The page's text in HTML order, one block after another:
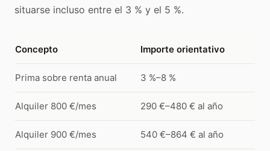
situarse incluso entre el 3 % y el 5 %.
Concepto Importe orientativo
Prima sobre renta anual 3 %–8 %
Alquiler 800 €/mes 290 €–480 € al año
Alquiler 900 €/mes 540 €–864 € al año